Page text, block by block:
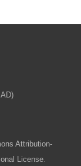
Attribution-
License.